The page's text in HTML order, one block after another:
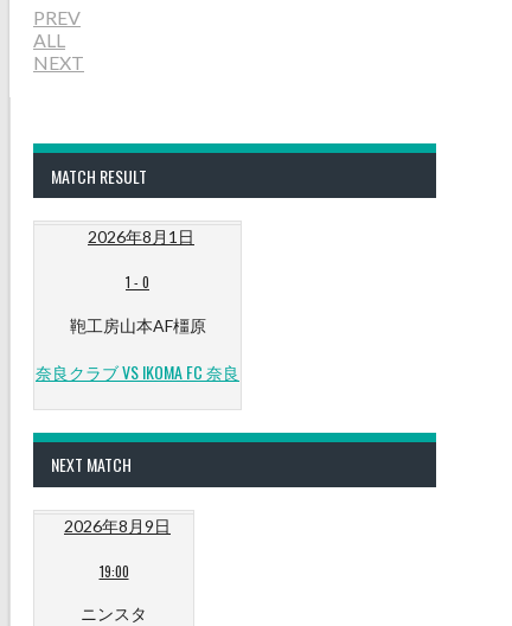
PREV
ALL
NEXT
MATCH RESULT
2026年8月1日
1 - 0
鞄工房山本AF橿原
奈良クラブ VS IKOMA FC 奈良
NEXT MATCH
2026年8月9日
19:00
ニンスタ